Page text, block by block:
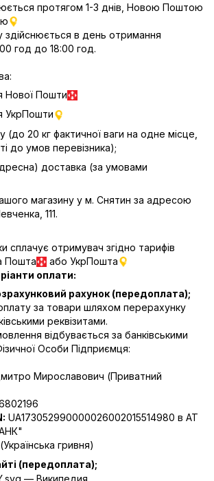
протягом 1-3 днів, Новою Поштою
здійснюється в день отримання
год до 18:00 год.
Нової Пошти
УкрПошти
20 кг фактичної ваги на одне місце,
до умов перевізника);
доставка (за умовами
магазину у м. Снятин за адресою
111.
сплачує отримувач згідно тарифів
Пошта
або УкрПошта
оплати:
рахунок (передоплата);
за товари шляхом перерахунку
реквізитами.
відбувається за банківськими
Особи Підприємця:
Мирославович (Приватний
UA173052990000026002015514980 в АТ
гривня)
(передоплата);